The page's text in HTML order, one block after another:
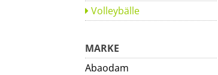
Volleybälle
MARKE
Abaodam